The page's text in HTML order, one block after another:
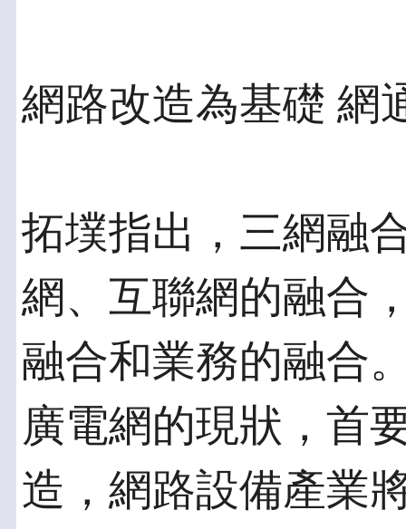
網路改造為基礎 網
拓墣指出，三網融
網、互聯網的融合
融合和業務的融合
廣電網的現狀，首
造，網路設備產業